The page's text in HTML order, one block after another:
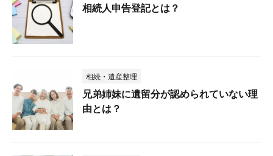
相続人申告登記とは？
相続・遺産整理
兄弟姉妹に遺留分が認められていない理
由とは？